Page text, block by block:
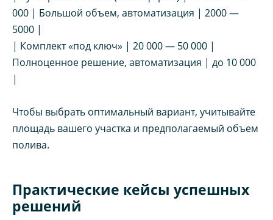
000 | Большой объем, автоматизация | 2000 —
5000 |
| Комплект «под ключ» | 20 000 — 50 000 |
Полноценное решение, автоматизация | до 10 000
|
Чтобы выбрать оптимальный вариант, учитывайте
площадь вашего участка и предполагаемый объем
полива.
Практические кейсы успешных
решений